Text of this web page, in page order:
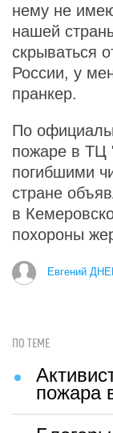
нему не
нашей
скрываться
России, у
пранкер.
По
пожаре в ТЦ
погибшими
стране
в
похороны
Евгений
ПО ТЕМЕ
пожара